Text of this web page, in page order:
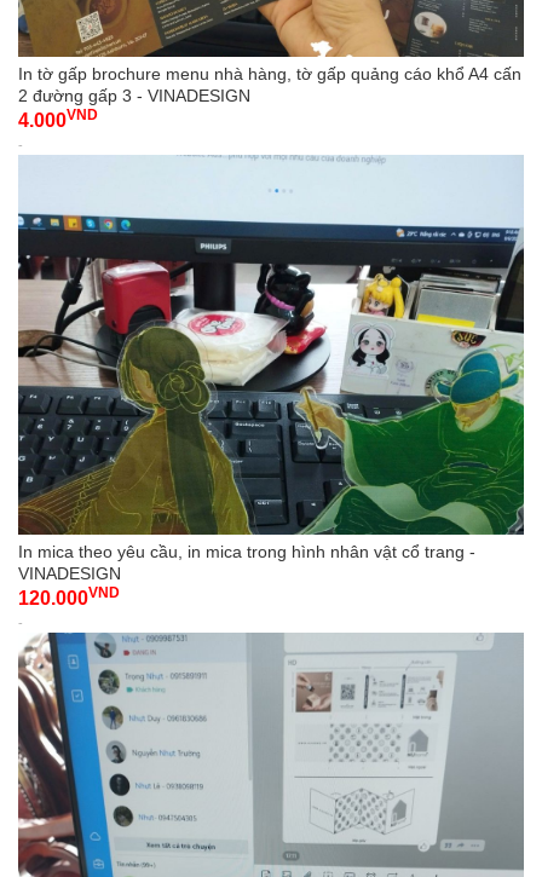
In tờ gấp brochure menu nhà hàng, tờ gấp quảng cáo khổ A4 cấn
2 đường gấp 3 - VINADESIGN
4.000VND
-
In mica theo yêu cầu, in mica trong hình nhân vật cổ trang -
VINADESIGN
120.000VND
-